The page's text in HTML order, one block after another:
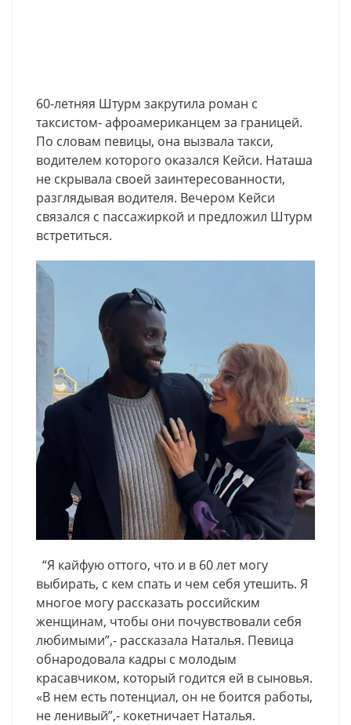
60-летняя Штурм закрутила роман с
таксистом- афроамериканцем за границей.
По словам певицы, она вызвала такси,
водителем которого оказался Кейси. Наташа
не скрывала своей заинтересованности,
разглядывая водителя. Вечером Кейси
связался с пассажиркой и предложил Штурм
встретиться.
“Я кайфую оттого, что и в 60 лет могу
выбирать, с кем спать и чем себя утешить. Я
многое могу рассказать российским
женщинам, чтобы они почувствовали себя
любимыми”,- рассказала Наталья. Певица
обнародовала кадры с молодым
красавчиком, который годится ей в сыновья.
«В нем есть потенциал, он не боится работы,
не ленивый”,- кокетничает Наталья.